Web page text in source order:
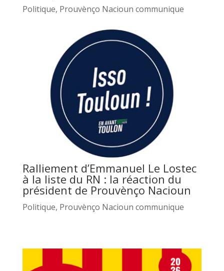
Politique, Prouvènço Nacioun communique
Ralliement d’Emmanuel Le Lostec
à la liste du RN : la réaction du
président de Prouvènço Nacioun
Politique, Prouvènço Nacioun communique